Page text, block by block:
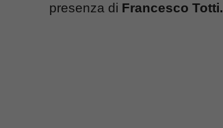
presenza di Francesco Totti.